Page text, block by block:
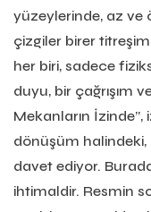
yüzeylerinde, az ve
çizgiler birer titreşim
her biri, sadece
duyu, bir çağrışım
Mekanların İzinde”,
dönüşüm
davet ediyor.
ihtimaldir. Resmin